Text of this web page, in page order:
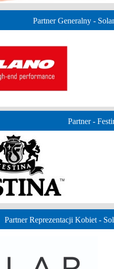
Partner Generalny -
Partner -
Partner Reprezentacji Kobiet -